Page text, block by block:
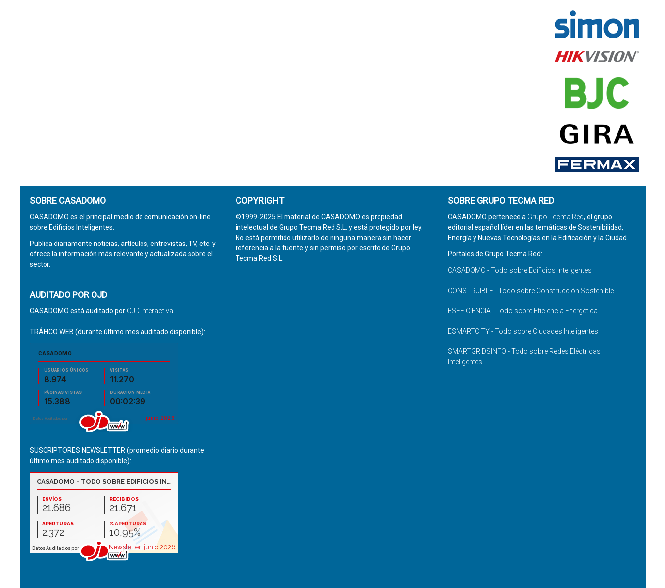
SOBRE CASADOMO
CASADOMO es el principal medio de comunicación on-line
sobre Edificios Inteligentes.
Publica diariamente noticias, artículos, entrevistas, TV, etc. y
ofrece la información más relevante y actualizada sobre el
sector.
AUDITADO POR OJD
CASADOMO está auditado por OJD Interactiva
TRÁFICO WEB (durante último mes auditado disponible):
SUSCRIPTORES NEWSLETTER (promedio diario durante
último mes auditado disponible):
COPYRIGHT
©1999-2025 El material de CASADOMO es propiedad
intelectual de Grupo Tecma Red S.L. y está protegido por ley.
No está permitido utilizarlo de ninguna manera sin hacer
referencia a la fuente y sin permiso por escrito de Grupo
Tecma Red S.L.
SOBRE GRUPO TECMA RED
CASADOMO pertenece a Grupo Tecma Red, el grupo
editorial español líder en las temáticas de Sostenibilidad,
Energía y Nuevas Tecnologías en la Edificación y la Ciudad.
Portales de Grupo Tecma Red:
CASADOMO - Todo sobre Edificios Inteligentes
CONSTRUIBLE - Todo sobre Construcción Sostenible
ESEFICIENCIA - Todo sobre Eficiencia Energética
ESMARTCITY - Todo sobre Ciudades Inteligentes
SMARTGRIDSINFO - Todo sobre Redes Eléctricas
Inteligentes